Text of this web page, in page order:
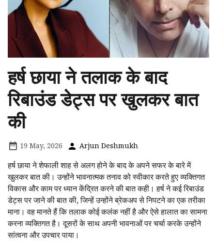
हर्ष छाया ने तलाक के बाद
रिबाउंड डेट्स पर खुलकर बात
की
19 May, 2026 Arjun Deshmukh
हर्ष छाया ने शेफाली शाह से अलग होने के बाद के अपने सफर के बारे में
खुलकर बात की। उन्होंने भावनात्मक तनाव को स्वीकार करते हुए व्यक्तिगत
विकास और काम पर ध्यान केंद्रित करने की बात कही। हर्ष ने कई रिबाउंड
डेट्स पर जाने की बात की, जिन्हें उन्होंने ब्रेकअप से निपटने का एक तरीका
माना। वह मानते हैं कि तलाक कोई कलंक नहीं है और ऐसे हालात का सामना
करना व्यक्तिगत है। दूसरों के साथ अपनी भावनाओं पर चर्चा करके उन्होंने
सांत्वना और उपचार पाया।